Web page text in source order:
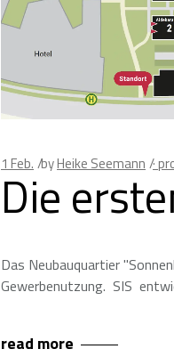
1 Feb. byHeike Seemann ·
Die
Das Neubauquartier
Gewerbenutzung. SIS
read more